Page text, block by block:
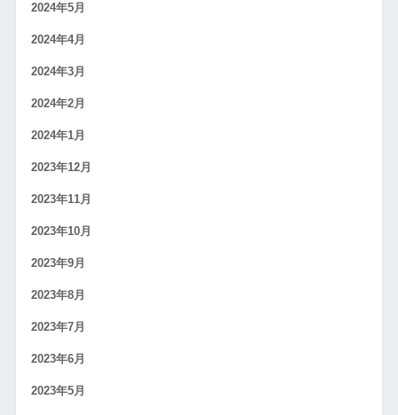
2024年5月
2024年4月
2024年3月
2024年2月
2024年1月
2023年12月
2023年11月
2023年10月
2023年9月
2023年8月
2023年7月
2023年6月
2023年5月